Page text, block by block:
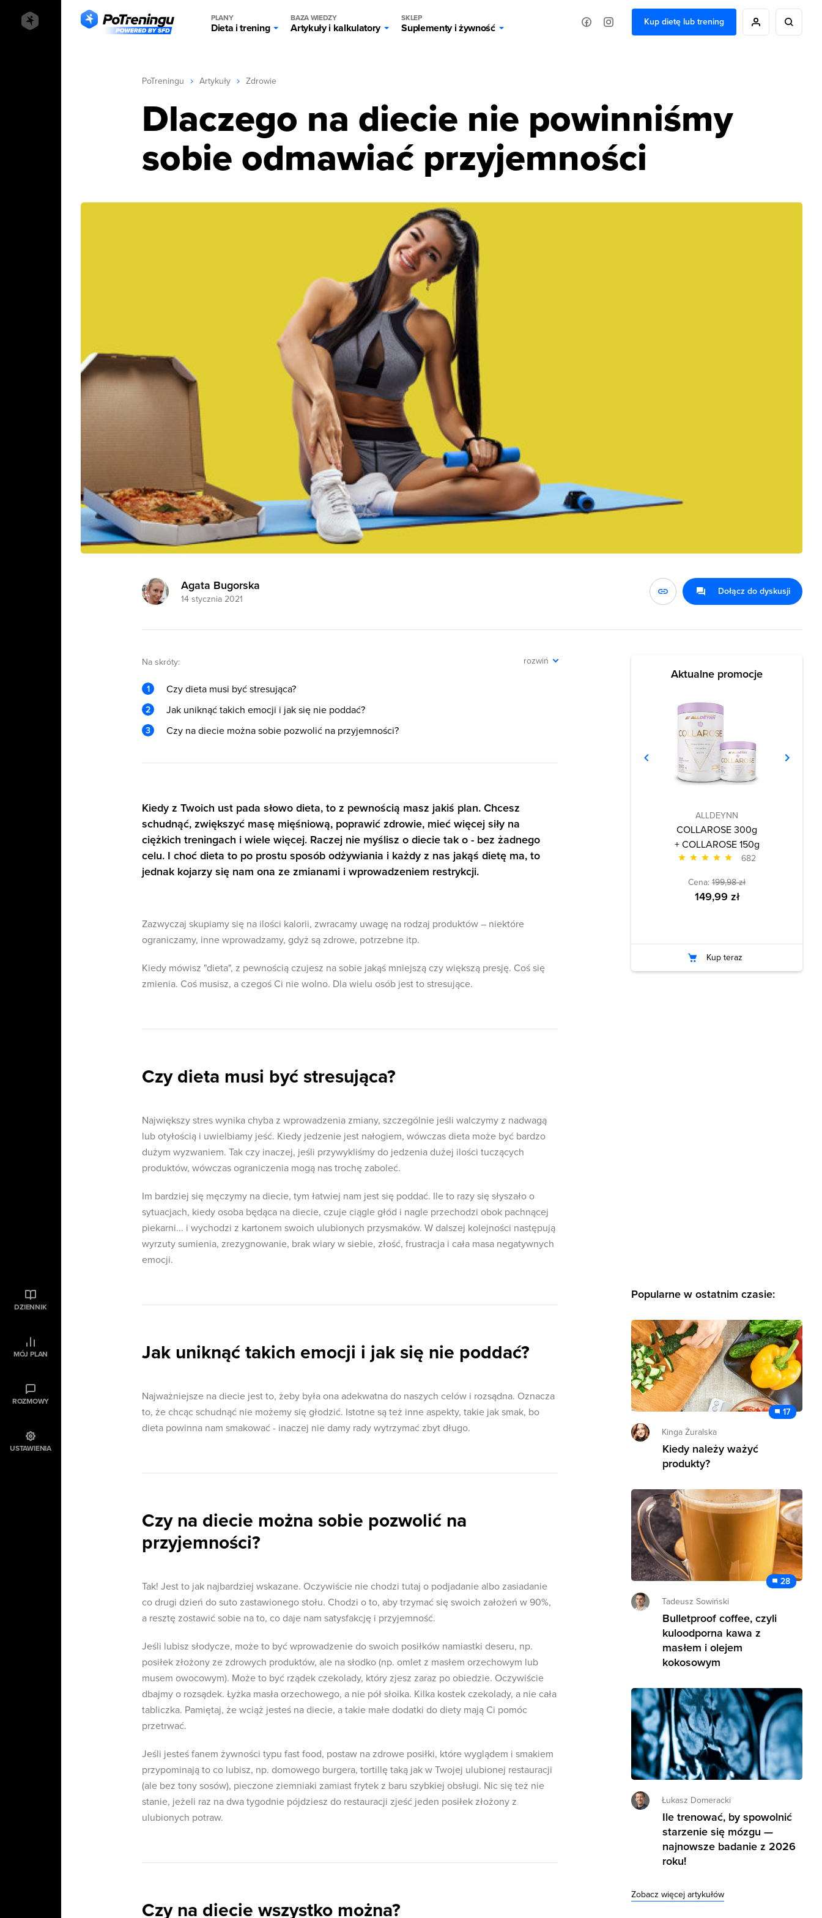
PLANY
Dieta i trening
BAZA WIEDZY
Artykuły i kalkulatory
SKLEP
Suplementy i żywność
Kup dietę lub trening
DZIENNIK
MÓJ PLAN
ROZMOWY
USTAWIENIA
PoTreningu Artykuły Zdrowie
Dlaczego na diecie nie powinniśmy
sobie odmawiać przyjemności
Agata Bugorska
14 stycznia 2021
Dołącz do dyskusji
Na skróty: rozwiń
Czy dieta musi być stresująca?
Jak uniknąć takich emocji i jak się nie poddać?
Czy na diecie można sobie pozwolić na przyjemności?
Kiedy z Twoich ust pada słowo dieta, to z pewnością masz jakiś plan. Chcesz
schudnąć, zwiększyć masę mięśniową, poprawić zdrowie, mieć więcej siły na
ciężkich treningach i wiele więcej. Raczej nie myślisz o diecie tak o - bez żadnego
celu. I choć dieta to po prostu sposób odżywiania i każdy z nas jakąś dietę ma, to
jednak kojarzy się nam ona ze zmianami i wprowadzeniem restrykcji.
Zazwyczaj skupiamy się na ilości kalorii, zwracamy uwagę na rodzaj produktów – niektóre
ograniczamy, inne wprowadzamy, gdyż są zdrowe, potrzebne itp.
Kiedy mówisz "dieta", z pewnością czujesz na sobie jakąś mniejszą czy większą presję. Coś się
zmienia. Coś musisz, a czegoś Ci nie wolno. Dla wielu osób jest to stresujące.
Czy dieta musi być stresująca?
Największy stres wynika chyba z wprowadzenia zmiany, szczególnie jeśli walczymy z nadwagą
lub otyłością i uwielbiamy jeść. Kiedy jedzenie jest nałogiem, wówczas dieta może być bardzo
dużym wyzwaniem. Tak czy inaczej, jeśli przywykliśmy do jedzenia dużej ilości tuczących
produktów, wówczas ograniczenia mogą nas trochę zaboleć.
Im bardziej się męczymy na diecie, tym łatwiej nam jest się poddać. Ile to razy się słyszało o
sytuacjach, kiedy osoba będąca na diecie, czuje ciągle głód i nagle przechodzi obok pachnącej
piekarni... i wychodzi z kartonem swoich ulubionych przysmaków. W dalszej kolejności następują
wyrzuty sumienia, zrezygnowanie, brak wiary w siebie, złość, frustracja i cała masa negatywnych
emocji.
Jak uniknąć takich emocji i jak się nie poddać?
Najważniejsze na diecie jest to, żeby była ona adekwatna do naszych celów i rozsądna. Oznacza
to, że chcąc schudnąć nie możemy się głodzić. Istotne są też inne aspekty, takie jak smak, bo
dieta powinna nam smakować - inaczej nie damy rady wytrzymać zbyt długo.
Czy na diecie można sobie pozwolić na
przyjemności?
Tak! Jest to jak najbardziej wskazane. Oczywiście nie chodzi tutaj o podjadanie albo zasiadanie
co drugi dzień do suto zastawionego stołu. Chodzi o to, aby trzymać się swoich założeń w 90%,
a resztę zostawić sobie na to, co daje nam satysfakcję i przyjemność.
Jeśli lubisz słodycze, może to być wprowadzenie do swoich posiłków namiastki deseru, np.
posiłek złożony ze zdrowych produktów, ale na słodko (np. omlet z masłem orzechowym lub
musem owocowym). Może to być rządek czekolady, który zjesz zaraz po obiedzie. Oczywiście
dbajmy o rozsądek. Łyżka masła orzechowego, a nie pół słoika. Kilka kostek czekolady, a nie cała
tabliczka. Pamiętaj, że wciąż jesteś na diecie, a takie małe dodatki do diety mają Ci pomóc
przetrwać.
Jeśli jesteś fanem żywności typu fast food, postaw na zdrowe posiłki, które wyglądem i smakiem
przypominają to co lubisz, np. domowego burgera, tortillę taką jak w Twojej ulubionej restauracji
(ale bez tony sosów), pieczone ziemniaki zamiast frytek z baru szybkiej obsługi. Nic się też nie
stanie, jeżeli raz na dwa tygodnie pójdziesz do restauracji zjeść jeden posiłek złożony z
ulubionych potraw.
Czy na diecie wszystko można?
Aktualne promocje
ALLDEYNN
COLLAROSE 300g
+ COLLAROSE 150g
682
Cena: 199,98 zł
149,99 zł
Kup teraz
Popularne w ostatnim czasie:
17
Kinga Żuralska
Kiedy należy ważyć
produkty?
28
Tadeusz Sowiński
Bulletproof coffee, czyli
kuloodporna kawa z
masłem i olejem
kokosowym
Łukasz Domeracki
Ile trenować, by spowolnić
starzenie się mózgu —
najnowsze badanie z 2026
roku!
Zobacz więcej artykułów